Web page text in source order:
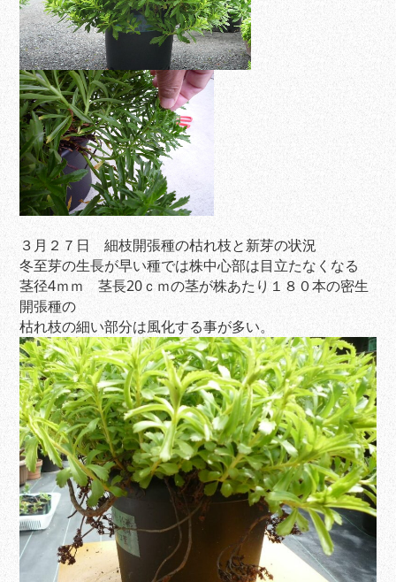
３月２７日 細枝開張種の枯れ枝と新芽の状況
冬至芽の生長が早い種では株中心部は目立たなくなる
茎径4ｍｍ 茎長20ｃｍの茎が株あたり１８０本の密生
開張種の
枯れ枝の細い部分は風化する事が多い。